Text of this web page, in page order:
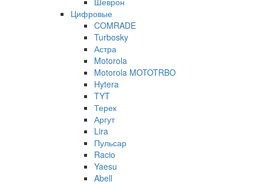
Цифровые
COMRADE
Turbosky
Астра
Motorola
Motorola MOTOTRBO
Hytera
TYT
Терек
Аргут
Lira
Пульсар
Racio
Yaesu
Abell